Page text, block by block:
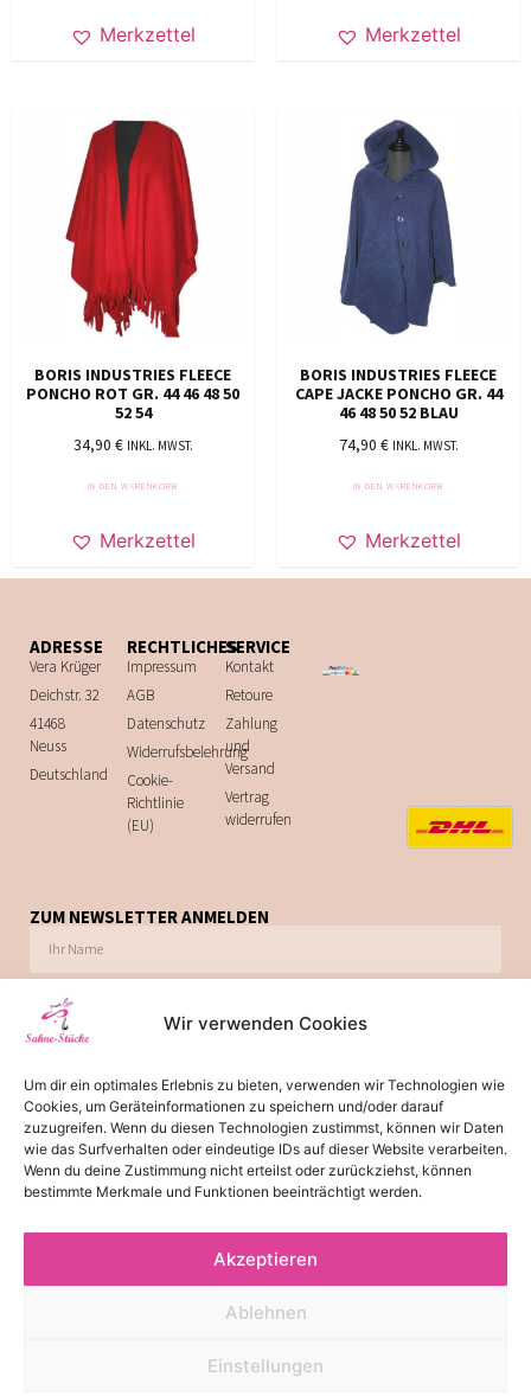
Wir verwenden Cookies
Um dir ein optimales Erlebnis zu bieten, verwenden wir Technologien wie
Cookies, um Geräteinformationen zu speichern und/oder darauf
zuzugreifen. Wenn du diesen Technologien zustimmst, können wir Daten
wie das Surfverhalten oder eindeutige IDs auf dieser Website verarbeiten.
Wenn du deine Zustimmung nicht erteilst oder zurückziehst, können
bestimmte Merkmale und Funktionen beeinträchtigt werden.
Akzeptieren
Ablehnen
Einstellungen
Merkzettel Merkzettel
BORIS INDUSTRIES FLEECE
PONCHO ROT GR. 44 46 48 50
52 54
34,90 € INKL. MWST.
IN DEN WARENKORB
Merkzettel
BORIS INDUSTRIES FLEECE
CAPE JACKE PONCHO GR. 44
46 48 50 52 BLAU
74,90 € INKL. MWST.
IN DEN WARENKORB
Merkzettel
ADRESSE
Vera Krüger
Deichstr. 32
41468
Neuss
Deutschland
RECHTLICHES
Impressum
AGB
Datenschutz
Widerrufsbelehrung
Cookie-
Richtlinie
(EU)
SERVICE
Kontakt
Retoure
Zahlung
und
Versand
Vertrag
widerrufen
ZUM NEWSLETTER ANMELDEN
Angebote per E-Mail informiert werden. Diese Einwilligung kann jederzeit via E-Mail
widerrufen werden.
JETZT ABONNIEREN
Die Lieferzeit von 2-3 Tagen gilt für Lieferungen innerhalb
Deutschland. Bitte beachten Sie, dass es bei Lieferungen ins Ausland
zu einer Lieferzeit von 3-5 Tagen kommen kann.
© 2026 - Alle Rechte reserviert